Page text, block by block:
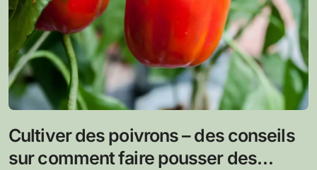
Cultiver des poivrons – des conseils
sur comment faire pousser des